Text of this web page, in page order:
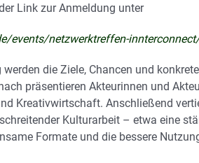
Link zur Anmeldung unter
events/netzwerktreffen-
die Ziele, Chancen und
präsentieren Akteurinnen und
Kreativwirtschaft. Anschließend
Kulturarbeit – etwa eine
Formate und die bessere